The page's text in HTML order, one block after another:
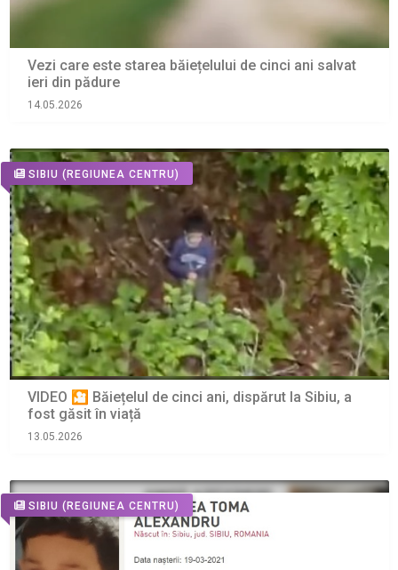
Vezi care este starea băiețelului de cinci ani salvat
ieri din pădure
14.05.2026
SIBIU (REGIUNEA CENTRU)
VIDEO 🎦 Băiețelul de cinci ani, dispărut la Sibiu, a
fost găsit în viață
13.05.2026
SIBIU (REGIUNEA CENTRU)